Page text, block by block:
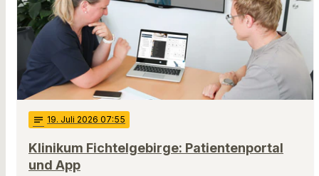
notes 19. Juli 2026 07:55
Klinikum Fichtelgebirge: Patientenportal
und App